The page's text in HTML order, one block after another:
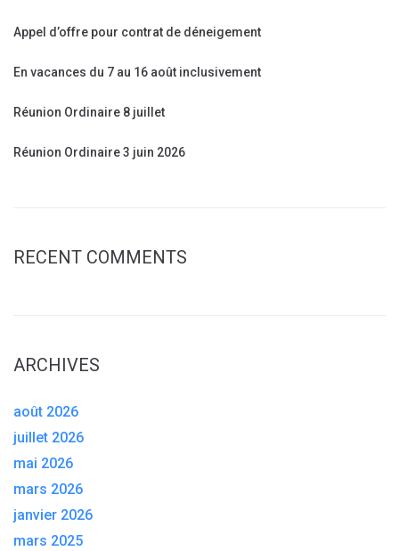
Appel d’offre pour contrat de déneigement
En vacances du 7 au 16 août inclusivement
Réunion Ordinaire 8 juillet
Réunion Ordinaire 3 juin 2026
RECENT COMMENTS
ARCHIVES
août 2026
juillet 2026
mai 2026
mars 2026
janvier 2026
mars 2025